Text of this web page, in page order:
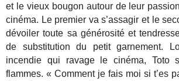
et le vieux bougon autour de leur
cinéma. Le premier va s’assagir et le
dévoiler toute sa générosité et
de substitution du petit garnement.
incendie qui ravage le cinéma, Toto
flammes. « Comment je fais moi si t’es